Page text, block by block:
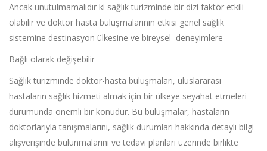
Ancak unutulmamalıdır ki sağlık turizminde bir dizi faktör etkili
olabilir ve doktor hasta buluşmalarının etkisi genel sağlık
sistemine destinasyon ülkesine ve bireysel deneyimlere
Bağlı olarak değişebilir
Sağlık turizminde doktor-hasta buluşmaları, uluslararası
hastaların sağlık hizmeti almak için bir ülkeye seyahat etmeleri
durumunda önemli bir konudur. Bu buluşmalar, hastaların
doktorlarıyla tanışmalarını, sağlık durumları hakkında detaylı bilgi
alışverişinde bulunmalarını ve tedavi planları üzerinde birlikte